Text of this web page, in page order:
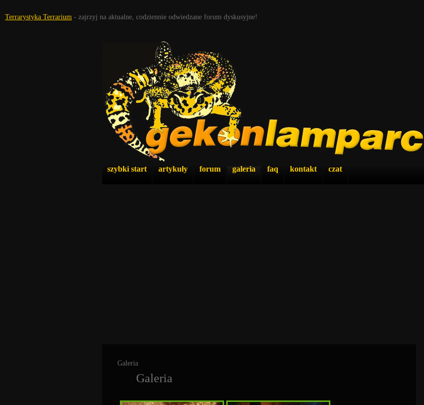
Terrarystyka Terrarium - zajrzyj na aktualne, codziennie odwiedzane forum dyskusyjne!
szybki start artykuły forum galeria faq kontakt czat
Galeria
Galeria